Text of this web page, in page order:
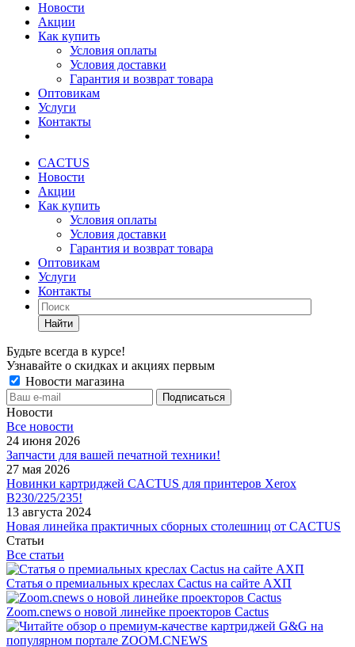
Новости
Акции
Как купить
Условия оплаты
Условия доставки
Гарантия и возврат товара
Оптовикам
Услуги
Контакты
CACTUS
Новости
Акции
Как купить
Условия оплаты
Условия доставки
Гарантия и возврат товара
Оптовикам
Услуги
Контакты
Найти
Будьте всегда в курсе!
Узнавайте о скидках и акциях первым
Новости магазина
Новости
Все новости
24 июня 2026
Запчасти для вашей печатной техники!
27 мая 2026
Новинки картриджей CACTUS для принтеров Xerox
B230/225/235!
13 августа 2024
Новая линейка практичных сборных столешниц от CACTUS
Статьи
Все статьи
Статья о премиальных креслах Cactus на сайте АХП
Zoom.cnews о новой линейке проекторов Cactus